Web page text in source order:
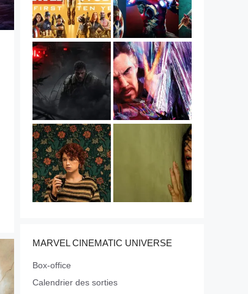
MARVEL CINEMATIC UNIVERSE
Box-office
Calendrier des sorties